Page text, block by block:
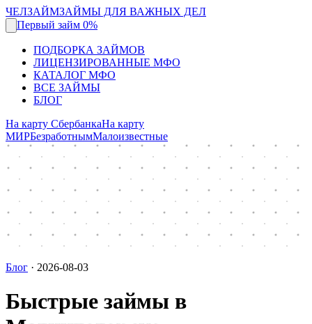
ЧЕЛЗАЙМЗАЙМЫ ДЛЯ ВАЖНЫХ ДЕЛ
Первый займ 0%
ПОДБОРКА ЗАЙМОВ
ЛИЦЕНЗИРОВАННЫЕ МФО
КАТАЛОГ МФО
ВСЕ ЗАЙМЫ
БЛОГ
На карту СбербанкаНа карту
МИРБезработнымМалоизвестные
Блог · 2026-08-03
Быстрые займы в